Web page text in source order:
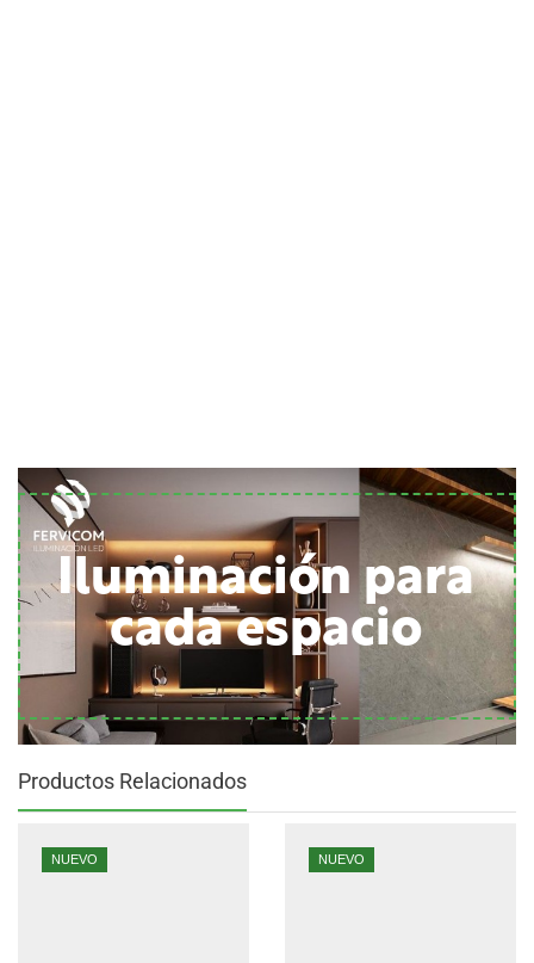
Iluminación para
cada espacio
Productos Relacionados
NUEVO NUEVO